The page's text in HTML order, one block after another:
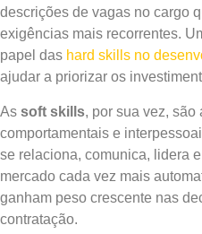
descrições de vagas no cargo
exigências mais recorrentes.
papel das hard skills no
ajudar a priorizar os
As soft skills, por sua vez, são
comportamentais e
se relaciona, comunica, lidera
mercado cada vez mais
ganham peso crescente nas
contratação.